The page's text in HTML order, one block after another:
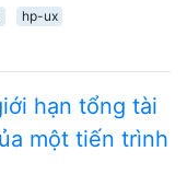
hp-ux
hạn tổng tài
một tiến trình